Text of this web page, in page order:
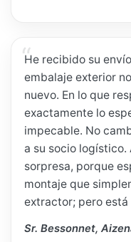
He recibido su
embalaje exterior
nuevo. En lo que
exactamente lo
impecable. No
a su socio logístico.
sorpresa, porque
montaje que
extractor; pero
Sr. Bessonnet,